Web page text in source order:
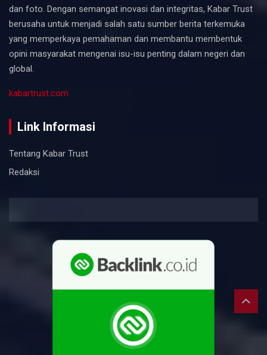
dan foto. Dengan semangat inovasi dan integritas, Kabar Trust
berusaha untuk menjadi salah satu sumber berita terkemuka
yang memperkaya pemahaman dan membantu membentuk
opini masyarakat mengenai isu-isu penting dalam negeri dan
global.
kabartrust.com
Link Informasi
Tentang Kabar Trust
Redaksi